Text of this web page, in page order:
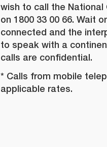
wish to call the National
on 1800 33 00 66. Wait
connected and the
to speak with a
calls are confidential.
* Calls from mobile
applicable rates.